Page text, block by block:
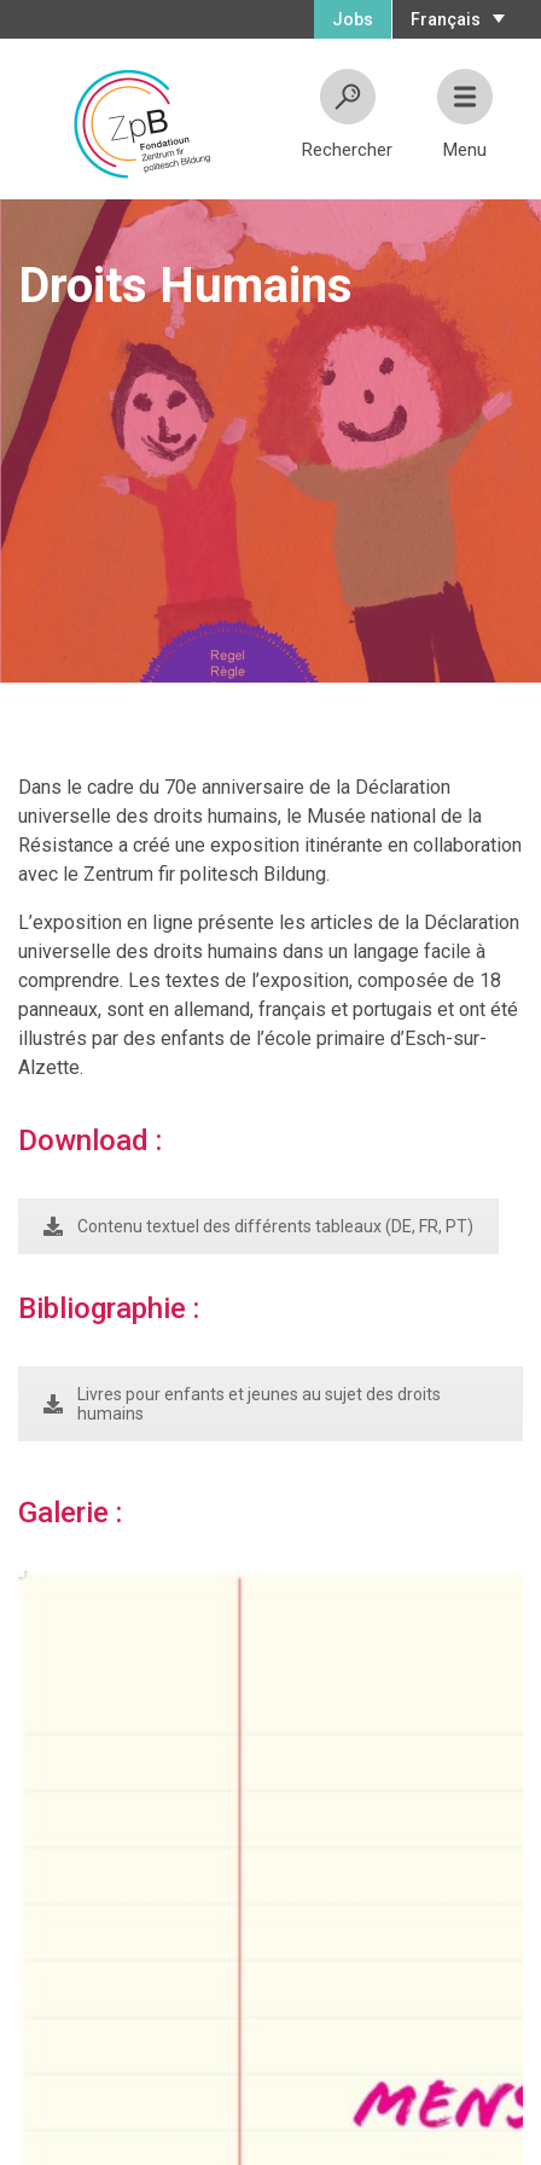
Français
Jobs
Rechercher Menu
Droits Humains
Dans le cadre du 70e anniversaire de la Déclaration
universelle des droits humains, le Musée national de la
Résistance a créé une exposition itinérante en collaboration
avec le Zentrum fir politesch Bildung.
L’exposition en ligne présente les articles de la Déclaration
universelle des droits humains dans un langage facile à
comprendre. Les textes de l’exposition, composée de 18
panneaux, sont en allemand, français et portugais et ont été
illustrés par des enfants de l’école primaire d’Esch-sur-
Alzette.
Download :
Contenu textuel des différents tableaux (DE, FR, PT)
Bibliographie :
Livres pour enfants et jeunes au sujet des droits
humains
Galerie :